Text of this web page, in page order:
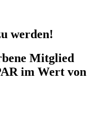
werden!
Mitglied
im Wert von